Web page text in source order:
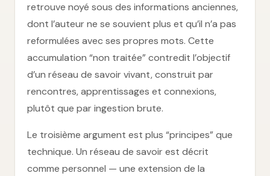
retrouve noyé sous des informations anciennes,
dont l’auteur ne se souvient plus et qu’il n’a pas
reformulées avec ses propres mots. Cette
accumulation “non traitée” contredit l’objectif
d’un réseau de savoir vivant, construit par
rencontres, apprentissages et connexions,
plutôt que par ingestion brute.
Le troisième argument est plus “principes” que
technique. Un réseau de savoir est décrit
comme personnel — une extension de la